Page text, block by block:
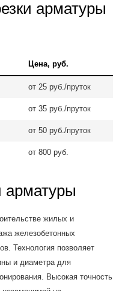
арматуры
Цена, руб.
от 25 руб./пруток
от 35 руб./пруток
от 50 руб./пруток
от 800 руб.
арматуры
жилых и
железобетонных
Технология позволяет
и диаметра для
Высокая точность